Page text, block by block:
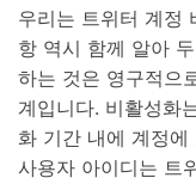
우리는 트위터 계정
항 역시 함께 알아
하는 것은 영구적으
계입니다. 비활성화
화 기간 내에 계정
사용자 아이디는 트